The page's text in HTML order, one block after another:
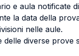
e aula notificate
la data della
nelle aule.
delle diverse prove